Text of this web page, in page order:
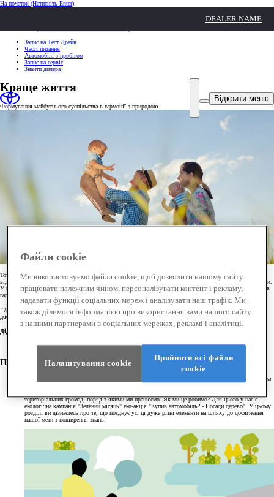
На початок (Натисніть Enter)
DEALER NAME
Запис на Тест Драйв
Часті питання
Автомобілі з пробігом
Запис на сервіс
Знайти дилера
Відкрити меню
Краще життя
Формування майбутнього суспільства в гармонії з природою
Toyota - не лише компанія, що забезпечує комплексні мобільні рішення. Ми - громадяни світу, й,
відповідно, несемо відповідальність за планету, тож мусимо залишити її в кращому стані, ніж отримали.
У цьому розділі йдеться про зусилля, яких Toyota докладає для формування майбутнього суспільства в
гармонії з природою.
"Лише продовжуючи бути лідером у царині захисту навколишнього середовища, ми зможемо
досягти успіху."
Дідьє Лерой, виконавчий віце-президент TMC
ПІДВИЩЕННЯ ОБІЗНАНОСТІ
Аби досягти мети зі створення кращого світу для дітей, слід роз'яснити їм важливість проблем
територіальних громад, поряд з якими ми працюємо. Як ми це робимо? Для цього у нас є
екологічна кампанія "Зелений місяць" еко-акція "Купив автомобіль? - Посади дерево". У цьому
розділі ви дізнаєтесь про те, що поєднує усі ці дуже різні елементи на шляху до досягнення
нашої мети з поширення знань.
Файли cookie
Ми використовуємо файли cookie, щоб дозволити нашому сайту
працювати належним чином, персоналізувати контент і рекламу,
надавати функції соціальних мереж і аналізувати наш трафік. Ми
також ділимося інформацією про використання вами нашого сайту
з нашими партнерами в соціальних мережах, рекламі і аналітиці.
Налаштування cookie
Прийняти всі файли
сookie